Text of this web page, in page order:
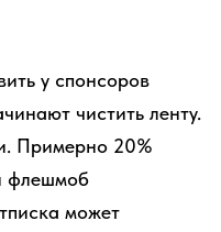
у спонсоров
чистить ленту.
Примерно 20%
флешмоб
может